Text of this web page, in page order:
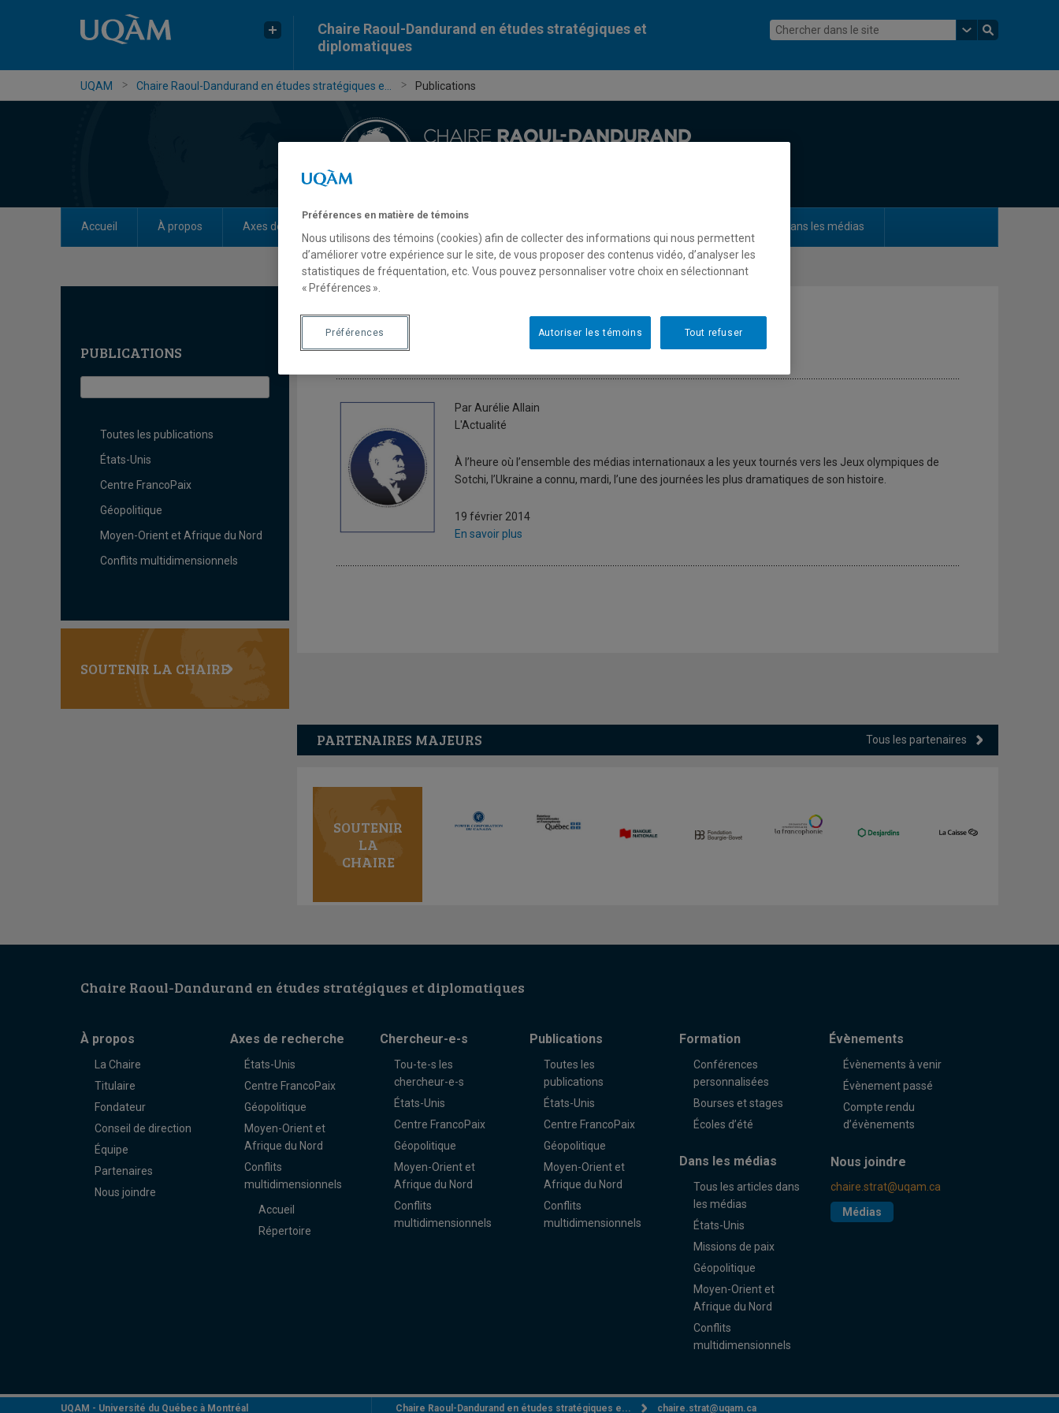
Chaire Raoul-Dandurand en études stratégiques et
diplomatiques
UQAM Chaire Raoul-Dandurand en études stratégiques e... Publications
Accueil À propos Axes de recherche Dans les médias
PUBLICATIONS
Toutes les publications
États-Unis
Centre FrancoPaix
Géopolitique
Moyen-Orient et Afrique du Nord
Conflits multidimensionnels
SOUTENIR LA CHAIRE
Ukraine : vers l’état d’urgence ?
Par Aurélie Allain
L'Actualité
À l’heure où l’ensemble des médias internationaux a les yeux tournés vers les Jeux olympiques de
Sotchi, l’Ukraine a connu, mardi, l’une des journées les plus dramatiques de son histoire.
19 février 2014
En savoir plus
PARTENAIRES MAJEURS Tous les partenaires
SOUTENIR
LA
CHAIRE
Chaire Raoul-Dandurand en études stratégiques et diplomatiques
À propos
La Chaire
Titulaire
Fondateur
Conseil de direction
Équipe
Partenaires
Nous joindre
Axes de recherche
États-Unis
Centre FrancoPaix
Géopolitique
Moyen-Orient et
Afrique du Nord
Conflits
multidimensionnels
Accueil
Répertoire
Chercheur-e-s
Tou-te-s les
chercheur-e-s
États-Unis
Centre FrancoPaix
Géopolitique
Moyen-Orient et
Afrique du Nord
Conflits
multidimensionnels
Publications
Toutes les
publications
États-Unis
Centre FrancoPaix
Géopolitique
Moyen-Orient et
Afrique du Nord
Conflits
multidimensionnels
Formation
Conférences
personnalisées
Bourses et stages
Écoles d’été
Évènements
Évènements à venir
Évènement passé
Compte rendu
d’évènements
Dans les médias
Tous les articles dans
les médias
États-Unis
Missions de paix
Géopolitique
Moyen-Orient et
Afrique du Nord
Conflits
multidimensionnels
Nous joindre
chaire.strat@uqam.ca
Médias
UQAM - Université du Québec à Montréal Chaire Raoul-Dandurand en études stratégiques e... chaire.strat@uqam.ca
Préférences en matière de témoins
Nous utilisons des témoins (cookies) afin de collecter des informations qui nous permettent
d’améliorer votre expérience sur le site, de vous proposer des contenus vidéo, d’analyser les
statistiques de fréquentation, etc. Vous pouvez personnaliser votre choix en sélectionnant
« Préférences ».
Tout refuser
Autoriser les témoins
Préférences